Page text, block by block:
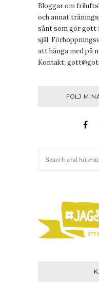
Bloggar om
och annat
sånt som gör gott
själ.
att hänga med på
Kontakt:
FÖLJ